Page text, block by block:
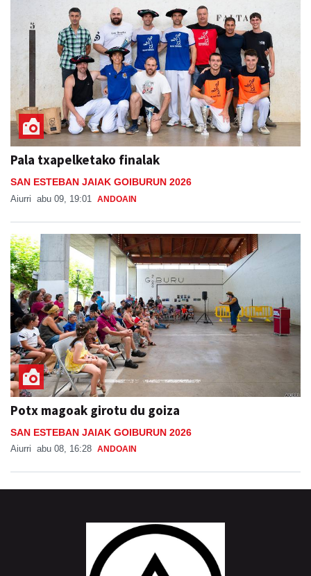
Pala txapelketako finalak
SAN ESTEBAN JAIAK GOIBURUN 2026
Aiurri abu 09, 19:01 ANDOAIN
Potx magoak girotu du goiza
SAN ESTEBAN JAIAK GOIBURUN 2026
Aiurri abu 08, 16:28 ANDOAIN